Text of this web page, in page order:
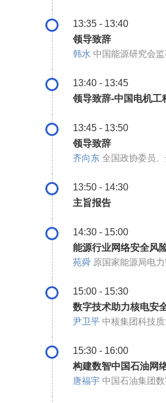
13:35 - 13:40
领导致辞
韩水 中国能源研究会
13:40 - 13:45
领导致辞-中国电机工
13:45 - 13:50
领导致辞
齐向东全国政协委员、
13:50 - 14:30
主旨报告
14:30 - 15:00
能源行业网络安全风
苑舜 原国家能源局电
15:00 - 15:30
数字技术助力核电安
尹卫平中核集团科技
15:30 - 16:00
构建数智中国石油网
唐福宇中国石油集团数